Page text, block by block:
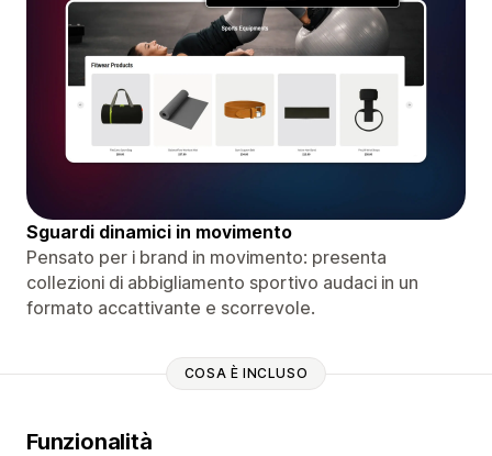
Sguardi dinamici in movimento
Pensato per i brand in movimento: presenta
collezioni di abbigliamento sportivo audaci in un
formato accattivante e scorrevole.
COSA È INCLUSO
Funzionalità